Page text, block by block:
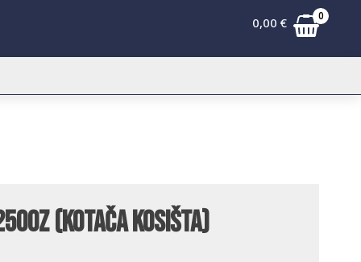
0,00 € 0
(kotača kosišta)